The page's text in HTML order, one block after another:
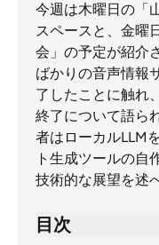
今週は木曜日の「
スペースと、金曜
会」の予定が紹介
ばかりの音声情報
了したことに触れ
終了について語ら
者はローカルLLM
ト生成ツールの自
技術的な展望を述
目次